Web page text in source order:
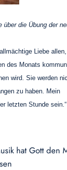
die Übung der
Liebe
des Monats
wird. Sie werden
zu haben. Mein
letzten Stunde sein.“
hat Gott den